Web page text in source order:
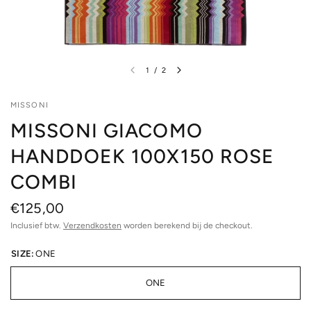
1 / 2
MISSONI
MISSONI GIACOMO
HANDDOEK 100X150 ROSE
COMBI
€125,00
Inclusief btw. Verzendkosten worden berekend bij de checkout.
SIZE: ONE
ONE